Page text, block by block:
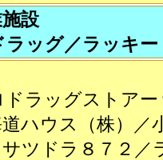
設
ラッグ／ラッキ
ドラッグストア
ハウス（株）
ツドラ８７２